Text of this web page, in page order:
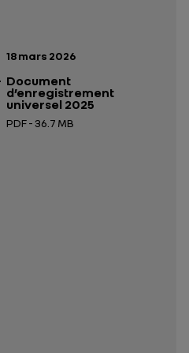
onglet
Date de publication:
18 mars 2026
Document
d’enregistrement
universel 2025
PDF - 36.7 MB